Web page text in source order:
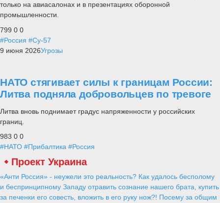
только на авиасалонах и в презентациях оборонной
промышленности.
799 0 0
#Россия #Су-57
9 июня 2026Угрозы
НАТО стягивает силы к границам России:
Литва подняла добровольцев по тревоге
Литва вновь поднимает градус напряженности у российских
границ.
983 0 0
#НАТО #Прибалтика #Россия
Проект Украина
«Анти Россия» - неужели это реальность? Как удалось бесполому
и беспринципному Западу отравить сознание нашего брата, купить
за печенки его совесть, вложить в его руку нож?! Посему за общим